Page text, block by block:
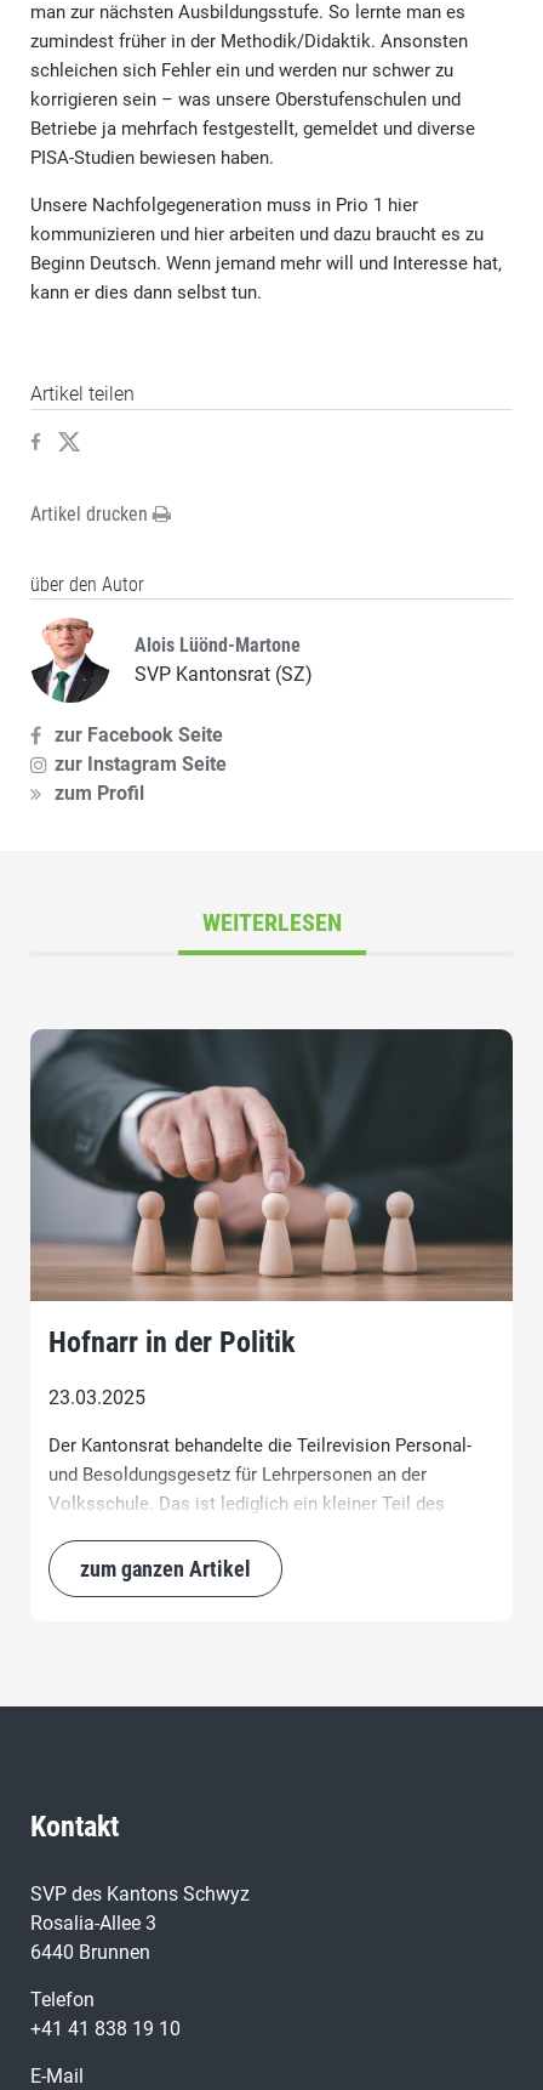
man zur nächsten Ausbildungsstufe. So lernte man es
zumindest früher in der Methodik/Didaktik. Ansonsten
schleichen sich Fehler ein und werden nur schwer zu
korrigieren sein – was unsere Oberstufenschulen und
Betriebe ja mehrfach festgestellt, gemeldet und diverse
PISA-Studien bewiesen haben.
Unsere Nachfolgegeneration muss in Prio 1 hier
kommunizieren und hier arbeiten und dazu braucht es zu
Beginn Deutsch. Wenn jemand mehr will und Interesse hat,
kann er dies dann selbst tun.
Artikel teilen
Artikel drucken
über den Autor
Alois Lüönd-Martone
SVP Kantonsrat (SZ)
zur Facebook Seite
zur Instagram Seite
zum Profil
WEITERLESEN
Hofnarr in der Politik
23.03.2025
Der Kantonsrat behandelte die Teilrevision Personal-
und Besoldungsgesetz für Lehrpersonen an der
Volksschule. Das ist lediglich ein kleiner Teil des
kann. Die Vorlage soll mit happigen Salärerhöhungen
für Junglehrer den Lehrermangel beheben.
zum ganzen Artikel
Kontakt
SVP des Kantons Schwyz
Rosalia-Allee 3
6440 Brunnen
Telefon
+41 41 838 19 10
E-Mail